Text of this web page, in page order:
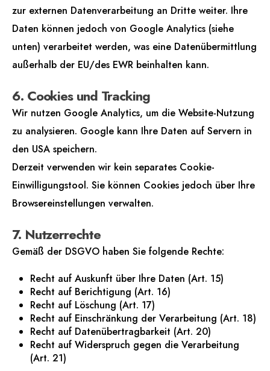
zur externen Datenverarbeitung an Dritte weiter. Ihre
Daten können jedoch von Google Analytics (siehe
unten) verarbeitet werden, was eine Datenübermittlung
außerhalb der EU/des EWR beinhalten kann.
6. Cookies und Tracking
Wir nutzen Google Analytics, um die Website-Nutzung
zu analysieren. Google kann Ihre Daten auf Servern in
den USA speichern.
Derzeit verwenden wir kein separates Cookie-
Einwilligungstool. Sie können Cookies jedoch über Ihre
Browsereinstellungen verwalten.
7. Nutzerrechte
Gemäß der DSGVO haben Sie folgende Rechte:
Recht auf Auskunft über Ihre Daten (Art. 15)
Recht auf Berichtigung (Art. 16)
Recht auf Löschung (Art. 17)
Recht auf Einschränkung der Verarbeitung (Art. 18)
Recht auf Datenübertragbarkeit (Art. 20)
Recht auf Widerspruch gegen die Verarbeitung
(Art. 21)